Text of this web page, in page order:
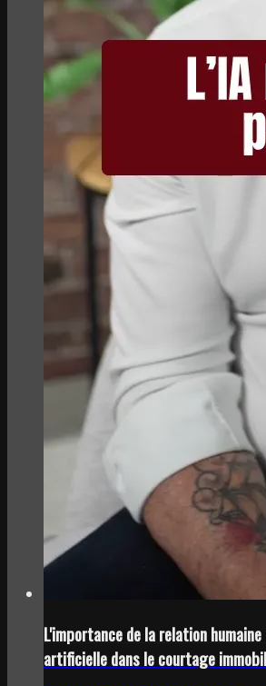
L'importance de la relation
artificielle dans le courtage